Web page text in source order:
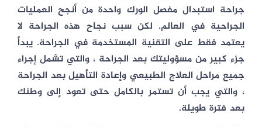
جراحة استبدال مفصل الورك واحدة من أنجح العمليات
الجراحية في العالم. لكن سبب نجاح هذه الجراحة لا
يعتمد فقط على التقنية المستخدمة في الجراحة. يبدأ
جزء كبير من مسؤوليتك بعد الجراحة ، والتي تشمل إجراء
جميع مراحل العلاج الطبيعي وإعادة التأهيل بعد الجراحة
، والتي يجب أن تستمر بالكامل حتى تعود إلى وطنك
بعد فترة طويلة.